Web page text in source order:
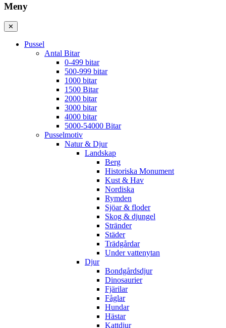
Meny
✕
Pussel
Antal Bitar
0-499 bitar
500-999 bitar
1000 bitar
1500 Bitar
2000 bitar
3000 bitar
4000 bitar
5000-54000 Bitar
Pusselmotiv
Natur & Djur
Landskap
Berg
Historiska Monument
Kust & Hav
Nordiska
Rymden
Sjöar & floder
Skog & djungel
Stränder
Städer
Trädgårdar
Under vattenytan
Djur
Bondgårdsdjur
Dinosaurier
Fjärilar
Fåglar
Hundar
Hästar
Kattdjur